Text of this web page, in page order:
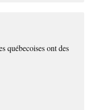
québecoises ont des